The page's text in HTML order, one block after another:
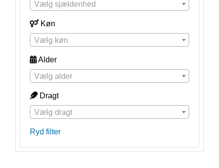
Vælg sjældenhed
Køn
Vælg køn
Alder
Vælg alder
Dragt
Vælg dragt
Ryd filter